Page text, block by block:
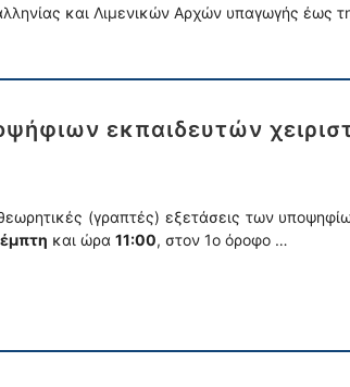
και Λιμενικών Αρχών υπαγωγής έως
εκπαιδευτών
(γραπτές) εξετάσεις των
και ώρα 11:00, στον 1ο όροφο …